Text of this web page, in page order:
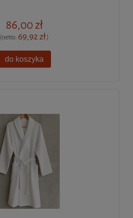
86,00 zł
(netto: 69,92 zł)
do koszyka